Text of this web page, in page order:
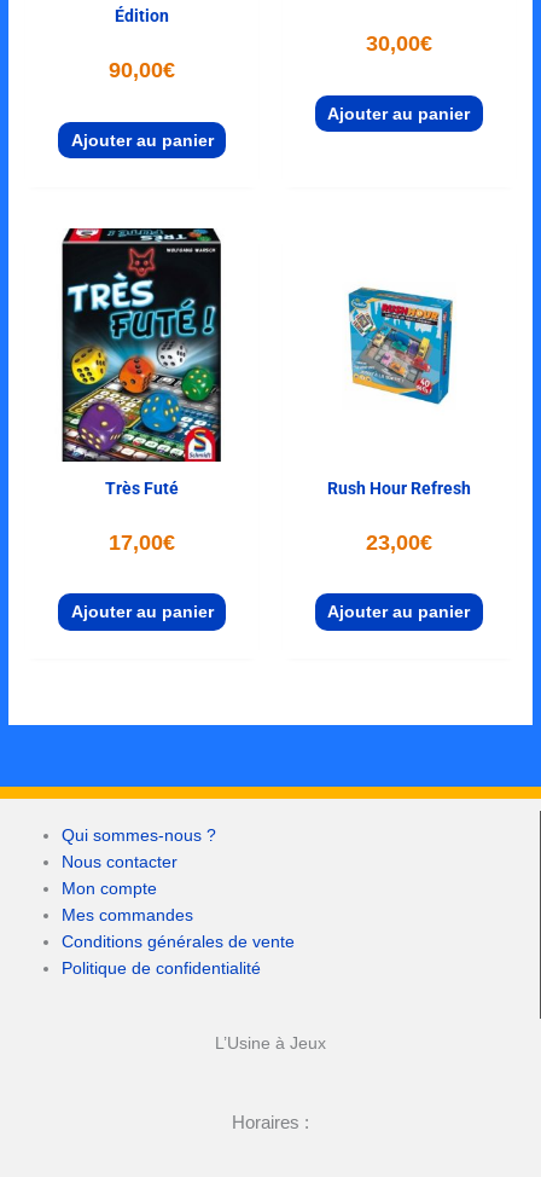
Édition
90,00€
Ajouter au panier
30,00€
Ajouter au panier
Très Futé
17,00€
Ajouter au panier
Rush Hour Refresh
23,00€
Ajouter au panier
Qui sommes-nous ?
Nous contacter
Mon compte
Mes commandes
Conditions générales de vente
Politique de confidentialité
L’Usine à Jeux
Horaires :